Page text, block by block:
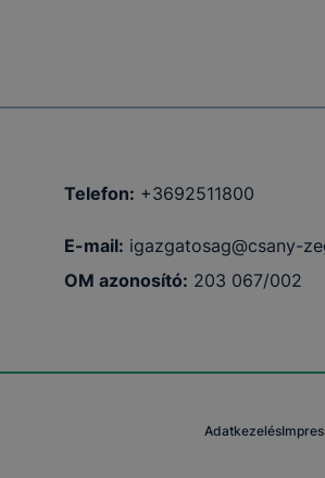
Telefon: +3692511800
E-mail: igazgatosag@csany-
OM azonosító: 203 067/002
Adatkezelés